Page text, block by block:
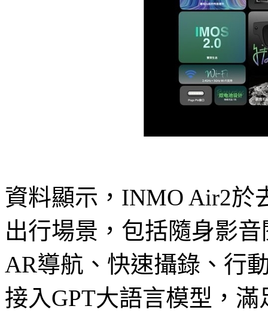
資料顯示，INMO Air2於
出行場景，包括隨身影
AR導航、快速攝錄、行
接入GPT大語言模型，